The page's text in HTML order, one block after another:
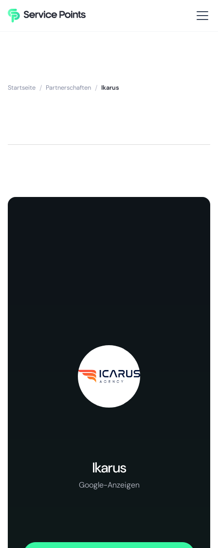
Startseite / Partnerschaften / Ikarus
Ikarus
Google-Anzeigen